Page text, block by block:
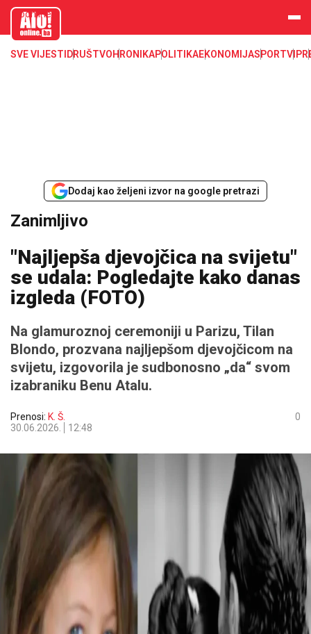
aloonline.b
SVE VIJESTI DRUŠTVOHRONIKAPOLITIKAEKONOMIJASPORTVIP
Dodaj kao željeni izvor na google pretrazi
Zanimljivo
"Najljepša djevojčica na svijetu"
se udala: Pogledajte kako danas
izgleda (FOTO)
Na glamuroznoj ceremoniji u Parizu, Tilan
Blondo, prozvana najljepšom djevojčicom na
svijetu, izgovorila je sudbonosno „da“ svom
izabraniku Benu Atalu.
Prenosi: K. Š.
30.06.2026.
12:48
0